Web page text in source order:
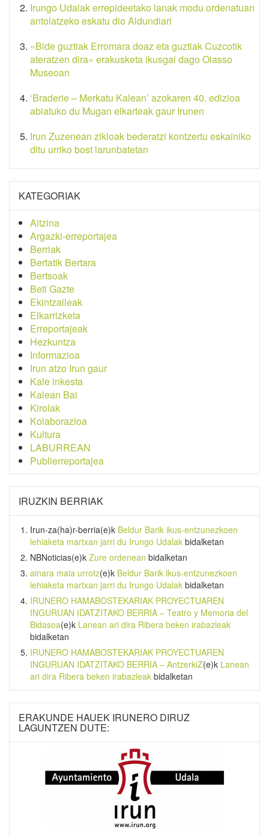
Irungo Udalak errepideetako lanak modu ordenatuan
antolatzeko eskatu dio Aldundiari
«Bide guztiak Erromara doaz eta guztiak Cuzcotik
ateratzen dira» erakusketa ikusgai dago Oiasso
Museoan
‘Braderie – Merkatu Kalean’ azokaren 40. edizioa
abiatuko du Mugan elkarteak gaur Irunen
Irun Zuzenean zikloak bederatzi kontzertu eskainiko
ditu urriko bost larunbatetan
KATEGORIAK
Aitzina
Argazki-erreportajea
Berriak
Bertatik Bertara
Bertsoak
Beti Gazte
Ekintzaileak
Elkarrizketa
Erreportajeak
Hezkuntza
Informazioa
Irun atzo Irun gaur
Kale inkesta
Kalean Bai
Kirolak
Kolaborazioa
Kultura
LABURREAN
Publierreportajea
IRUZKIN BERRIAK
Irun-za(ha)r-berria(e)k Beldur Barik ikus-entzunezkoen
lehiaketa martxan jarri du Irungo Udalak bidalketan
NBNoticias(e)k Zure ordenean bidalketan
ainara maia urrotz(e)k Beldur Barik ikus-entzunezkoen
lehiaketa martxan jarri du Irungo Udalak bidalketan
IRUNERO HAMABOSTEKARIAK PROYECTUAREN
INGURUAN IDATZITAKO BERRIA – Teatro y Memoria del
Bidasoa(e)k Lanean ari dira Ribera beken irabazleak
bidalketan
IRUNERO HAMABOSTEKARIAK PROYECTUAREN
INGURUAN IDATZITAKO BERRIA – AntzerkiZ(e)k Lanean
ari dira Ribera beken irabazleak bidalketan
ERAKUNDE HAUEK IRUNERO DIRUZ
LAGUNTZEN DUTE: